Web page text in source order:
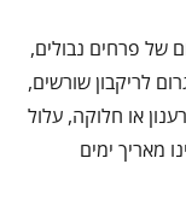
של פרחים נבולים,
לריקבון שורשים,
או חלוקה, עלול
מאריך ימים